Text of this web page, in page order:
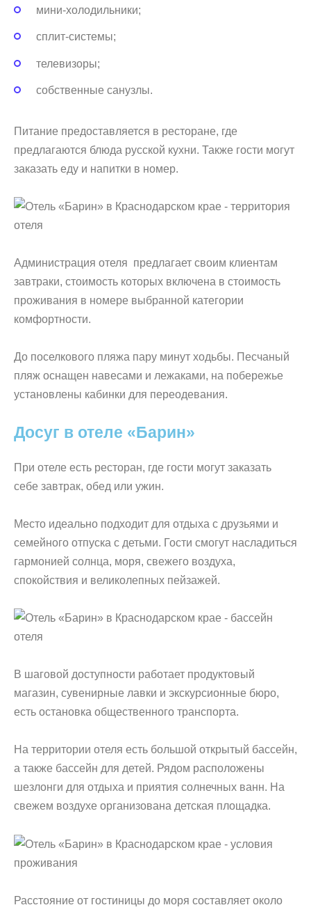
мини-холодильники;
сплит-системы;
телевизоры;
собственные санузлы.
Питание предоставляется в ресторане, где
предлагаются блюда русской кухни. Также гости могут
заказать еду и напитки в номер.
Администрация отеля предлагает своим клиентам
завтраки, стоимость которых включена в стоимость
проживания в номере выбранной категории
комфортности.
До поселкового пляжа пару минут ходьбы. Песчаный
пляж оснащен навесами и лежаками, на побережье
установлены кабинки для переодевания.
Досуг в отеле «Барин»
При отеле есть ресторан, где гости могут заказать
себе завтрак, обед или ужин.
Место идеально подходит для отдыха с друзьями и
семейного отпуска с детьми. Гости смогут насладиться
гармонией солнца, моря, свежего воздуха,
спокойствия и великолепных пейзажей.
В шаговой доступности работает продуктовый
магазин, сувенирные лавки и экскурсионные бюро,
есть остановка общественного транспорта.
На территории отеля есть большой открытый бассейн,
а также бассейн для детей. Рядом расположены
шезлонги для отдыха и приятия солнечных ванн. На
свежем воздухе организована детская площадка.
Расстояние от гостиницы до моря составляет около